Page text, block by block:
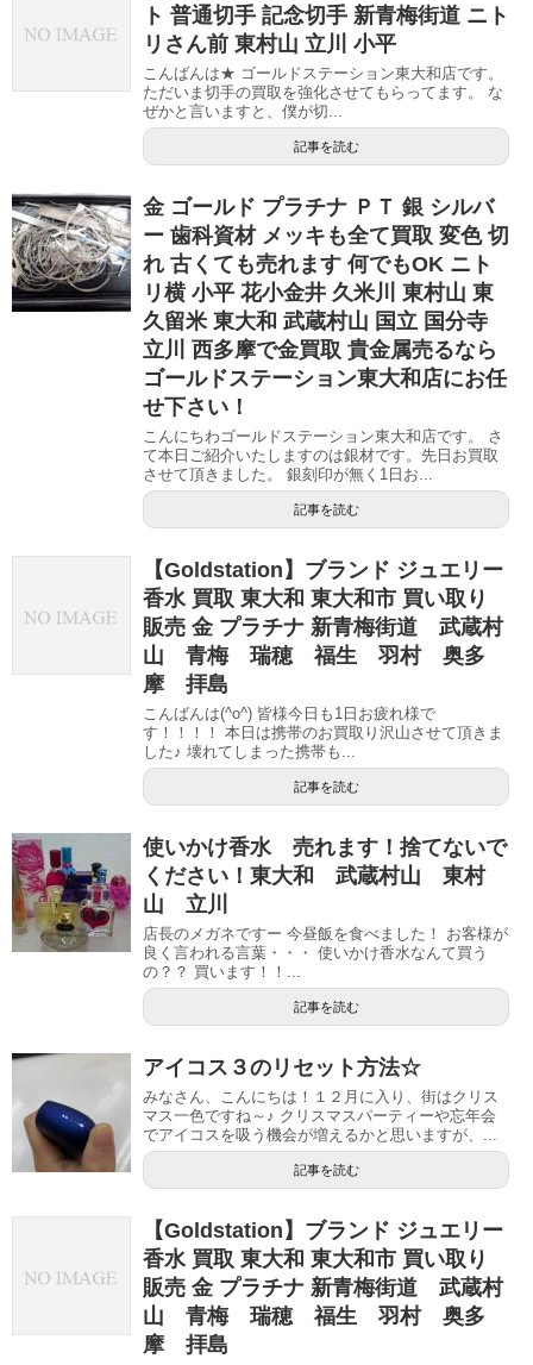
ト 普通切手 記念切手 新青梅街道 ニト
リさん前 東村山 立川 小平
こんばんは★ ゴールドステーション東大和店です。
ただいま切手の買取を強化させてもらってます。 な
ぜかと言いますと、僕が切...
記事を読む
金 ゴールド プラチナ ＰＴ 銀 シルバ
ー 歯科資材 メッキも全て買取 変色 切
れ 古くても売れます 何でもOK ニト
リ横 小平 花小金井 久米川 東村山 東
久留米 東大和 武蔵村山 国立 国分寺
立川 西多摩で金買取 貴金属売るなら
ゴールドステーション東大和店にお任
せ下さい！
こんにちわゴールドステーション東大和店です。 さ
て本日ご紹介いたしますのは銀材です。先日お買取
させて頂きました。 銀刻印が無く1日お...
記事を読む
【Goldstation】ブランド ジュエリー
香水 買取 東大和 東大和市 買い取り
販売 金 プラチナ 新青梅街道 武蔵村
山 青梅 瑞穂 福生 羽村 奥多
摩 拝島
こんばんは(^o^) 皆様今日も1日お疲れ様で
す！！！！ 本日は携帯のお買取り沢山させて頂きま
した♪ 壊れてしまった携帯も...
記事を読む
使いかけ香水 売れます！捨てないで
ください！東大和 武蔵村山 東村
山 立川
店長のメガネですー 今昼飯を食べました！ お客様が
良く言われる言葉・・・ 使いかけ香水なんて買う
の？？ 買います！！...
記事を読む
アイコス３のリセット方法☆
みなさん、こんにちは！１２月に入り、街はクリス
マス一色ですね～♪ クリスマスパーティーや忘年会
でアイコスを吸う機会が増えるかと思いますが、...
記事を読む
【Goldstation】ブランド ジュエリー
香水 買取 東大和 東大和市 買い取り
販売 金 プラチナ 新青梅街道 武蔵村
山 青梅 瑞穂 福生 羽村 奥多
摩 拝島